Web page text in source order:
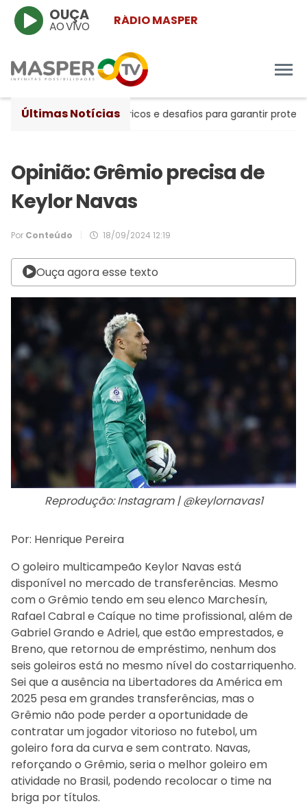
RÁDIO MASPER
OUÇA
AO VIVO
Últimas Notícias
entre avanços históricos e desafios para garantir proteção
Opinião: Grêmio precisa de
Keylor Navas
Por Conteúdo 18/09/2024 12:19
Ouça agora esse texto
Reprodução: Instagram | @keylornavas1
Por: Henrique Pereira
O goleiro multicampeão Keylor Navas está
disponível no mercado de transferências. Mesmo
com o Grêmio tendo em seu elenco Marchesín,
Rafael Cabral e Caíque no time profissional, além de
Gabriel Grando e Adriel, que estão emprestados, e
Breno, que retornou de empréstimo, nenhum dos
seis goleiros está no mesmo nível do costarriquenho.
Sei que a ausência na Libertadores da América em
2025 pesa em grandes transferências, mas o
Grêmio não pode perder a oportunidade de
contratar um jogador vitorioso no futebol, um
goleiro fora da curva e sem contrato. Navas,
reforçando o Grêmio, seria o melhor goleiro em
atividade no Brasil, podendo recolocar o time na
briga por títulos.